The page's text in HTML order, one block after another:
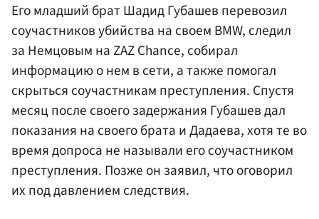
Его младший брат Шадид Губашев перевозил
соучастников убийства на своем BMW, следил
за Немцовым на ZAZ Chance, собирал
информацию о нем в сети, а также помогал
скрыться соучастникам преступления. Спустя
месяц после своего задержания Губашев дал
показания на своего брата и Дадаева, хотя те во
время допроса не называли его соучастником
преступления. Позже он заявил, что оговорил
их под давлением следствия.